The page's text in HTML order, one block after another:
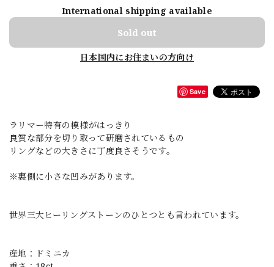
International shipping available
Sold out
日本国内にお住まいの方向け
Save
ラリマー特有の模様がはっきり
良質な部分を切り取って研磨されているもの
リングなどの大きさに丁度良さそうです。
※裏側に小さな凹みがあります。
世界三大ヒーリングストーンのひとつとも言われています。
産地：ドミニカ